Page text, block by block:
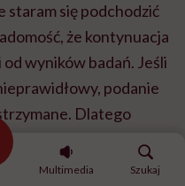
główna
Multimedia
Szukaj
staram się podchodzić
że kontynuacja
wyników badań. Jeśli
podanie
Dlatego
kontrola
myślę bez przerwy o